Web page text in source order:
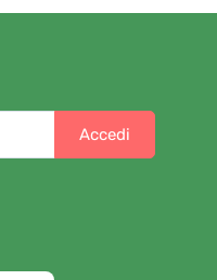
Accedi